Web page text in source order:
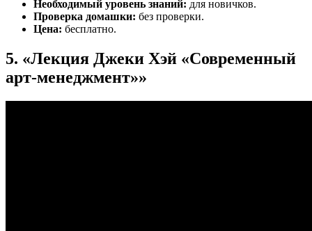
Необходимый уровень знаний: для новичков.
Проверка домашки: без проверки.
Цена: бесплатно.
5. «Лекция Джеки Хэй «Современный
арт-менеджмент»»